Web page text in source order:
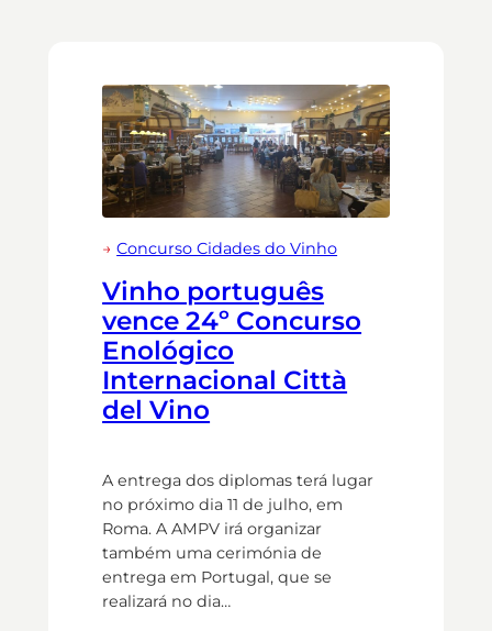
→Concurso Cidades do Vinho
Vinho português
vence 24º Concurso
Enológico
Internacional Città
del Vino
A entrega dos diplomas terá lugar
no próximo dia 11 de julho, em
Roma. A AMPV irá organizar
também uma cerimónia de
entrega em Portugal, que se
realizará no dia…